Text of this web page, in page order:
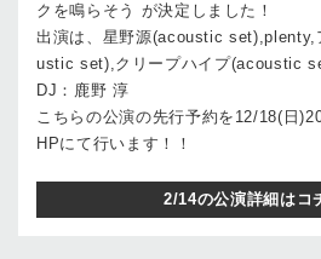
クを鳴らそう が決定しました！
出演は、星野源(acoustic set),plenty,
ustic set),クリープハイプ(acoustic
DJ：鹿野 淳
こちらの公演の先行予約を12/18(日
HPにて行います！！
2/14の公演詳細はコ